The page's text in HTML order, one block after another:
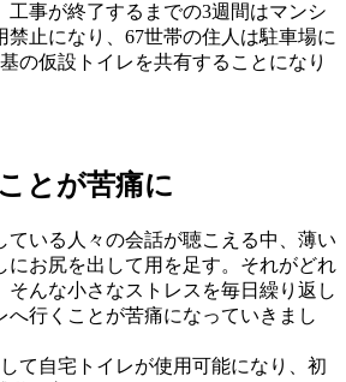
工事が終了するまでの3週間はマンシ
禁止になり、67世帯の住人は駐車場に
の仮設トイレを共有することになり
とが苦痛に
ている人々の会話が聴こえる中、薄い
にお尻を出して用を足す。それがどれ
そんな小さなストレスを毎日繰り返し
へ行くことが苦痛になっていきまし
て自宅トイレが使用可能になり、初